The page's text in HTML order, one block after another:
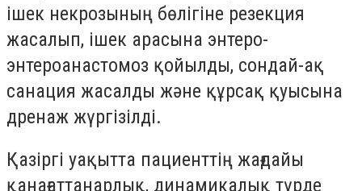
ішек некрозының бөлігіне резекция
жасалып, ішек арасына энтеро-
энтероанастомоз қойылды, сондай-ақ
санация жасалды және құрсақ қуысына
дренаж жүргізілді.
Қазіргі уақытта пациенттің жағдайы
қанағаттанарлық, динамикалық түрде